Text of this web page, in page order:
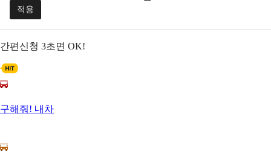
적용
간편신청 3초면 OK!
구해줘! 내차